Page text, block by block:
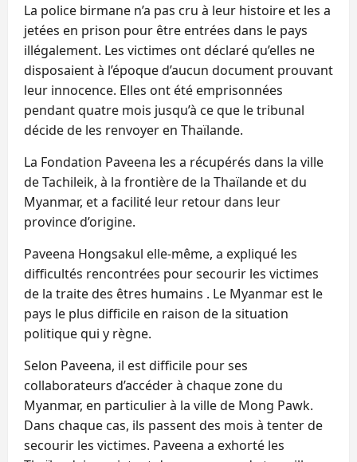
La police birmane n’a pas cru à leur histoire et les a
jetées en prison pour être entrées dans le pays
illégalement. Les victimes ont déclaré qu’elles ne
disposaient à l’époque d’aucun document prouvant
leur innocence. Elles ont été emprisonnées
pendant quatre mois jusqu’à ce que le tribunal
décide de les renvoyer en Thaïlande.
La Fondation Paveena les a récupérés dans la ville
de Tachileik, à la frontière de la Thaïlande et du
Myanmar, et a facilité leur retour dans leur
province d’origine.
Paveena Hongsakul elle-même, a expliqué les
difficultés rencontrées pour secourir les victimes
de la traite des êtres humains . Le Myanmar est le
pays le plus difficile en raison de la situation
politique qui y règne.
Selon Paveena, il est difficile pour ses
collaborateurs d’accéder à chaque zone du
Myanmar, en particulier à la ville de Mong Pawk.
Dans chaque cas, ils passent des mois à tenter de
secourir les victimes. Paveena a exhorté les